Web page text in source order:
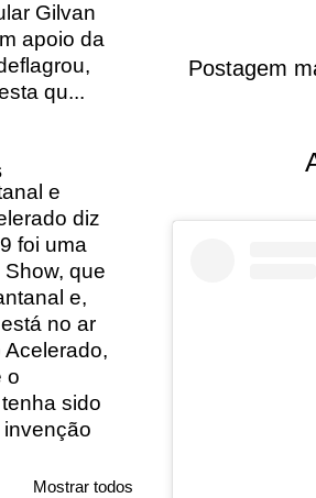
Postagem
Gilvan
apoio da
qu...
e
diz
foi uma
Show, que
e,
no ar
o
sido
Mostrar todos